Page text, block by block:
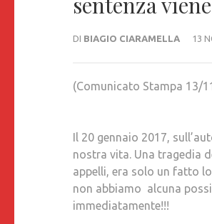
DI BIAGIO CIARAMELLA 13
(Comunicato Stampa
Quante altre
Il 20 gennaio 2017,
nostra vita. Una tragedia
appelli, era solo un fatto
non abbiamo alcuna
immediatamente!!!